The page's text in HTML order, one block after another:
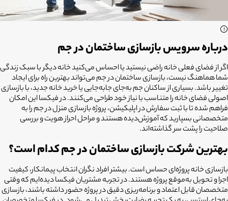
درباره سرویس بازسازی ساختمان در جم
اگر از فضای فعلی خانه راضی نیستید یا احساس می‌کنید خانه دیگر با سبک زندگی
شما هماهنگ نیست،بازسازی ساختمان در جممی‌تواند بهترین راه برای ایجاد
تغییر باشد. بسیاری از ساکنان جم به‌جای جابه‌جایی یا خرید خانه جدید، با بازسازی
اصولی فضای خانه را متناسب با نیاز خود طراحی می‌کنند. در فیکسا این امکان
فراهم شده تا با ثبت سفارش در اپلیکیشن، پروژه بازسازی منزل در جم را به
متخصصانی بسپارید که آموزش‌دیده هستند و مراحل احراز هویت و بررسی
صلاحیت را پشت سر گذاشته‌اند.
بهترین شرکت بازسازی ساختمان در جم کدام است؟
بازسازی خانه پروژه‌ای حساس است. بیشتر افراد نگران انتخاب پیمانکار، کیفیت
اجرا و تحویل به‌موقع پروژه هستند. در تجربه مشتریان فیکسا دیده‌ایم که وقتی
متخصصان قابل اعتماد و برنامه‌ریزی دقیق در پروژه حضور داشته باشند، بازسازی